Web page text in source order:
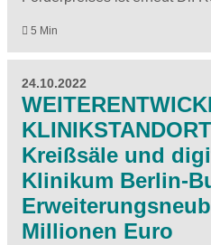
5 Min
24.10.2022
Kreißsäle und
Klinikum Berlin-
Millionen Euro